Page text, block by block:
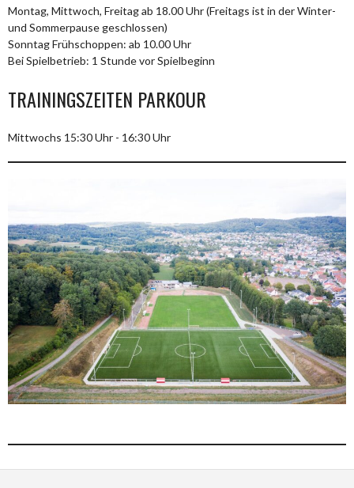
Montag, Mittwoch, Freitag ab 18.00 Uhr (Freitags ist in der Winter-
und Sommerpause geschlossen)
Sonntag Frühschoppen: ab 10.00 Uhr
Bei Spielbetrieb: 1 Stunde vor Spielbeginn
TRAININGSZEITEN PARKOUR
Mittwochs 15:30 Uhr - 16:30 Uhr